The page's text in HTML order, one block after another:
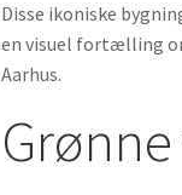
Disse ikoniske
en visuel fortælling
Aarhus.